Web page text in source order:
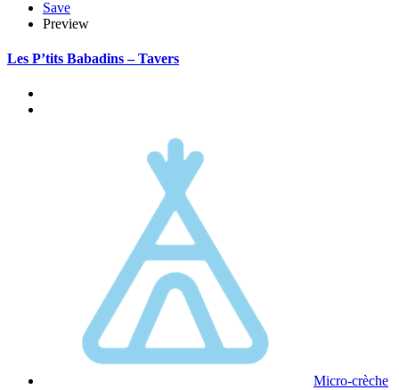
Save
Preview
Les P’tits Babadins – Tavers
Micro-crèche